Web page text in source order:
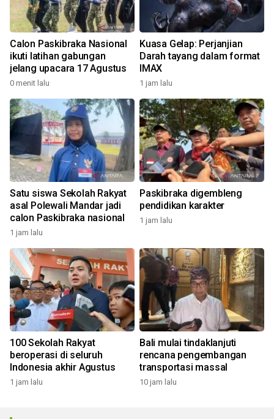
Calon Paskibraka Nasional
ikuti latihan gabungan
jelang upacara 17 Agustus
0 menit lalu
Kuasa Gelap: Perjanjian
Darah tayang dalam format
IMAX
1 jam lalu
Satu siswa Sekolah Rakyat
asal Polewali Mandar jadi
calon Paskibraka nasional
1 jam lalu
Paskibraka digembleng
pendidikan karakter
1 jam lalu
100 Sekolah Rakyat
beroperasi di seluruh
Indonesia akhir Agustus
1 jam lalu
Bali mulai tindaklanjuti
rencana pengembangan
transportasi massal
10 jam lalu